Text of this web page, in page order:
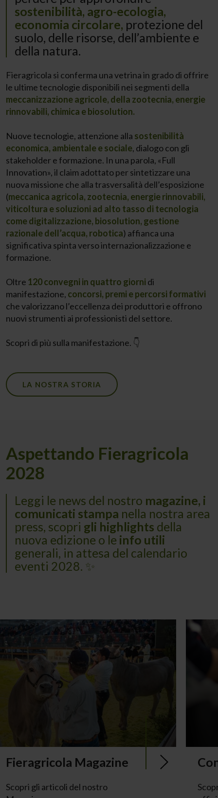
sostenibilità, agro-ecologia,
economia circolare, protezione del
suolo, delle risorse, dell’ambiente e
della natura.
Fieragricola si conferma una vetrina in grado di offrire
le ultime tecnologie disponibili nei segmenti della
meccanizzazione agricole, della zootecnia, energie
rinnovabili, chimica e biosolution.
Nuove tecnologie, attenzione alla sostenibilità
economica, ambientale e sociale, dialogo con gli
stakeholder e formazione. In una parola, «Full
Innovation», il claim adottato per sintetizzare una
nuova missione che alla trasversalità dell’esposizione
(meccanica agricola, zootecnia, energie rinnovabili,
viticoltura e soluzioni ad alto tasso di tecnologia
come digitalizzazione, biosolution, gestione
razionale dell’acqua, robotica) affianca una
significativa spinta verso internazionalizzazione e
formazione.
Oltre 120 convegni in quattro giorni di
manifestazione, concorsi, premi e percorsi formativi
che valorizzano l’eccellenza dei produttori e offrono
nuovi strumenti ai professionisti del settore.
Scopri di più sulla manifestazione. 👇
LA NOSTRA STORIA
Aspettando Fieragricola
2028
Leggi le news del nostro magazine, i
comunicati stampa nella nostra area
press, scopri gli highlights della
nuova edizione o le info utili
generali, in attesa del calendario
eventi 2028. ✨
Fieragricola Magazine
Scopri gli articoli del nostro